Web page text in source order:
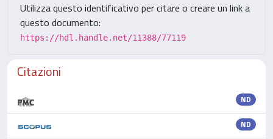
Utilizza questo identificativo per citare o creare un link a
questo documento:
https://hdl.handle.net/11388/77119
Citazioni
ND
ND